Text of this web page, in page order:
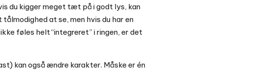
du kigger meget tæt på i godt lys, kan
at se, men hvis du har en
føles helt “integreret” i ringen, er det
kan også ændre karakter. Måske er én